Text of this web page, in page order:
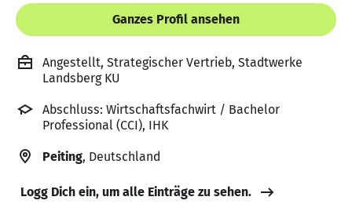
Ganzes Profil ansehen
Angestellt, Strategischer Vertrieb, Stadtwerke
Landsberg KU
Abschluss: Wirtschaftsfachwirt / Bachelor
Professional (CCI), IHK
Peiting, Deutschland
Logg Dich ein, um alle Einträge zu sehen.